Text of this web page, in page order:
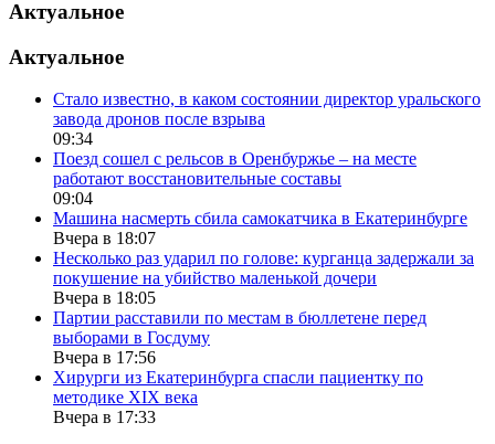
Актуальное
Актуальное
Стало известно, в каком состоянии директор уральского
завода дронов после взрыва
09:34
Поезд сошел с рельсов в Оренбуржье – на месте
работают восстановительные составы
09:04
Машина насмерть сбила самокатчика в Екатеринбурге
Вчера в 18:07
Несколько раз ударил по голове: курганца задержали за
покушение на убийство маленькой дочери
Вчера в 18:05
Партии расставили по местам в бюллетене перед
выборами в Госдуму
Вчера в 17:56
Хирурги из Екатеринбурга спасли пациентку по
методике XIX века
Вчера в 17:33